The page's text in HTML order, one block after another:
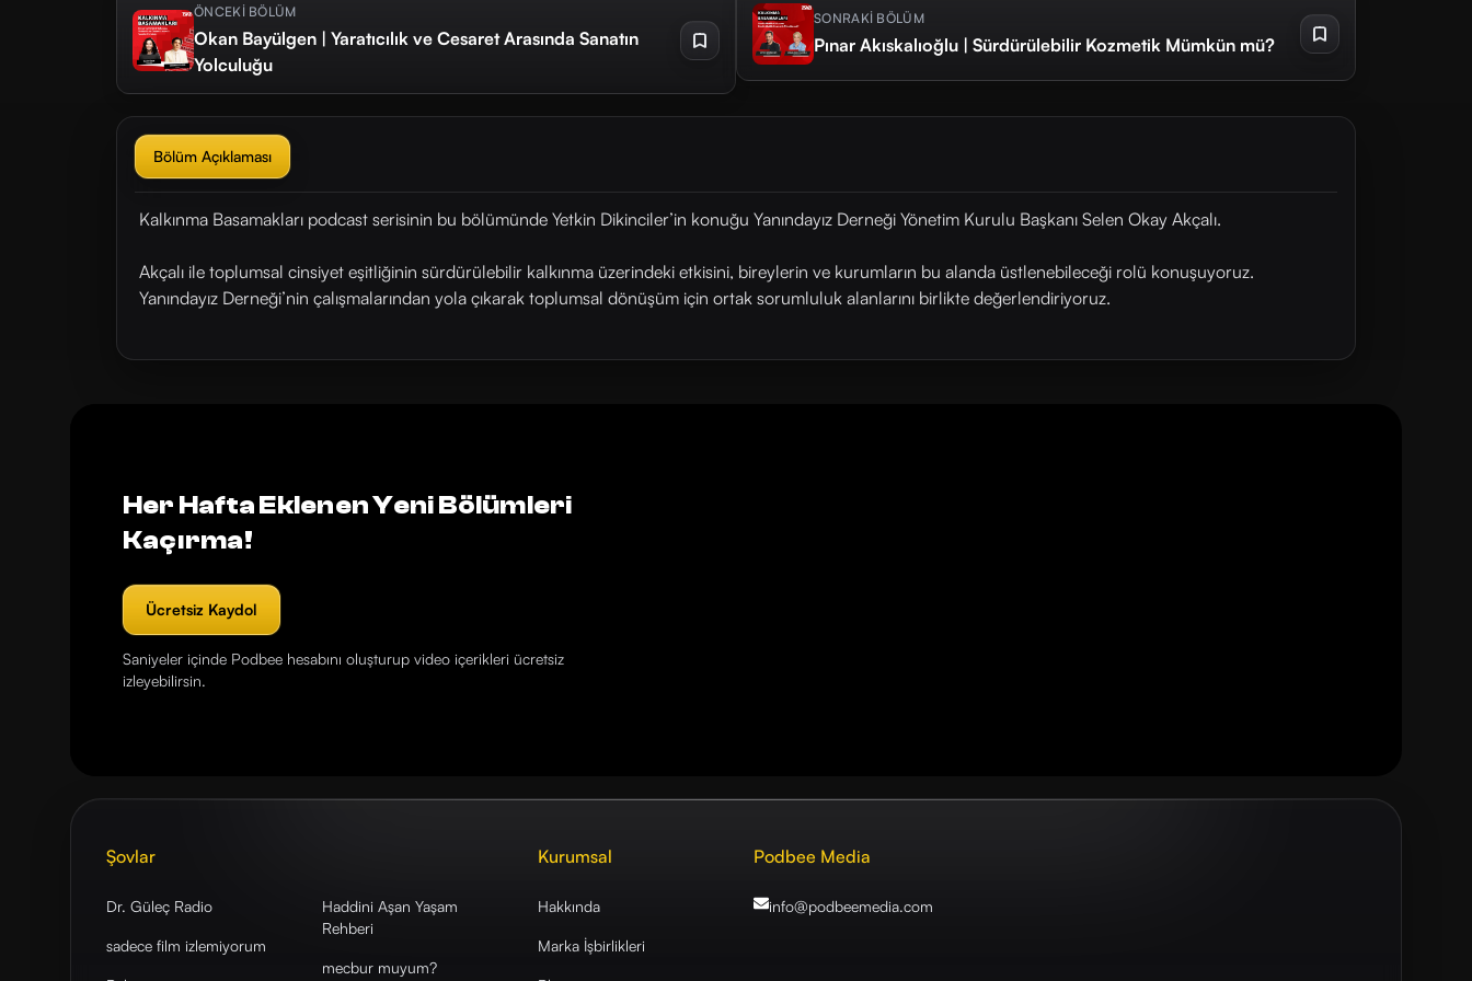
ÖNCEKİ BÖLÜM
Okan Bayülgen | Yaratıcılık ve Cesaret Arasında Sanatın
Yolculuğu
SONRAKİ BÖLÜM
Pınar Akıskalıoğlu | Sürdürülebilir Kozmetik Mümkün mü?
Bölüm Açıklaması
Kalkınma Basamakları podcast serisinin bu bölümünde Yetkin Dikinciler’in konuğu Yanındayız Derneği Yönetim Kurulu Başkanı Selen Okay Akçalı.
Akçalı ile toplumsal cinsiyet eşitliğinin sürdürülebilir kalkınma üzerindeki etkisini, bireylerin ve kurumların bu alanda üstlenebileceği rolü konuşuyoruz.
Yanındayız Derneği’nin çalışmalarından yola çıkarak toplumsal dönüşüm için ortak sorumluluk alanlarını birlikte değerlendiriyoruz.
Her Hafta Eklenen Yeni Bölümleri
Kaçırma!
Ücretsiz Kaydol
Saniyeler içinde Podbee hesabını oluşturup video içerikleri ücretsiz
izleyebilirsin.
Şovlar
Dr. Güleç Radio
sadece film izlemiyorum
Haddini Aşan Yaşam
Rehberi
mecbur muyum?
Kurumsal
Hakkında
Marka İşbirlikleri
Podbee Media
info@podbeemedia.com